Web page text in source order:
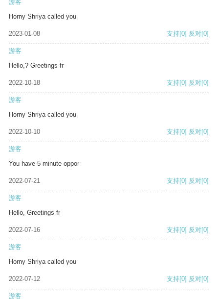
游客
Horny Shriya called you
2023-01-08 支持[0] 反对[0]
游客
Hello,? Greetings fr
2022-10-18 支持[0] 反对[0]
游客
Horny Shriya called you
2022-10-10 支持[0] 反对[0]
游客
You have 5 minute oppor
2022-07-21 支持[0] 反对[0]
游客
Hello, Greetings fr
2022-07-16 支持[0] 反对[0]
游客
Horny Shriya called you
2022-07-12 支持[0] 反对[0]
游客